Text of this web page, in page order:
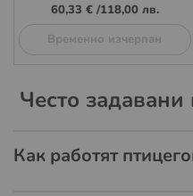
60,33 €/118,00 лв.
Временно изчерпан
Често
Как работят